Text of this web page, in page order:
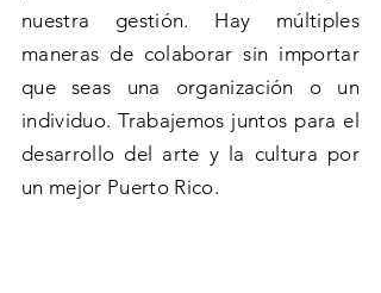
nuestra gestión. Hay múltiples
maneras de colaborar sin importar
que seas una organización o un
individuo. Trabajemos juntos para el
desarrollo del arte y la cultura por
un mejor Puerto Rico.